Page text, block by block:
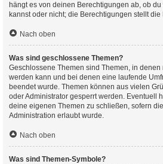
hängt es von deinen Berechtigungen ab, ob
kannst oder nicht; die Berechtigungen stellt
Nach oben
Was sind geschlossene Themen?
Geschlossene Themen sind Themen, in
werden kann und bei denen eine laufende
beendet wurde. Themen können aus vielen
oder Administrator gesperrt werden. Eventuell
deine eigenen Themen zu schließen, sofern
Administration erlaubt wurde.
Nach oben
Was sind Themen-Symbole?